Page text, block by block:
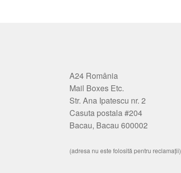
A24 România
Mail Boxes Etc.
Str. Ana Ipatescu nr. 2
Casuta postala #204
Bacau, Bacau 600002
(adresa nu este folosită pentru reclamații)